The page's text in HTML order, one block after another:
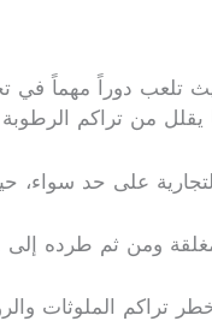
تلعب دوراً مهماً في
من تراكم الرطوبة
على حد
ومن ثم طرده إلى
تراكم الملوثات